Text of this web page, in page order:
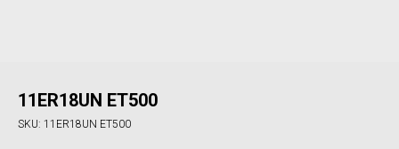
11ER18UN ET500
SKU: 11ER18UN ET500